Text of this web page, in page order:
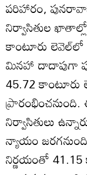
పరిహారం,
నిర్వాసితుల
కాంటూరు లెవెల్‌లో
మినహా దాదాపుగా
45.72 కాంటూరు
నిర్వాసితులు
న్యాయం
నిర్ణయంతో